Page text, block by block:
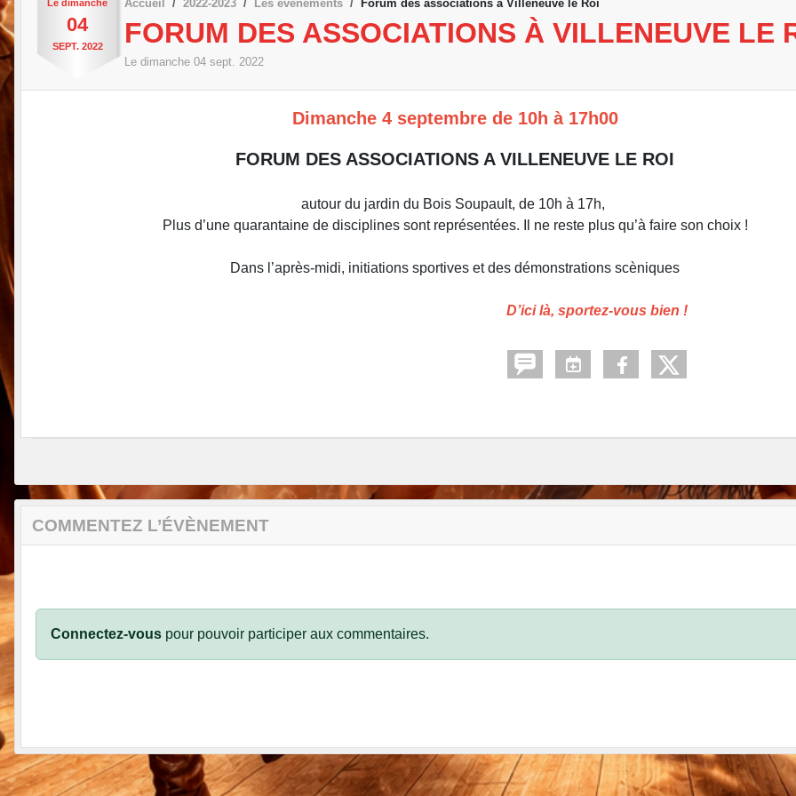
Le dimanche
04
SEPT. 2022
Accueil 2022-2023 Les évènements Forum des associations à Villeneuve le Roi
FORUM DES ASSOCIATIONS À VILLENEUVE LE
Le dimanche 04 sept. 2022
Dimanche 4 septembre de 10h à 17h00
FORUM DES ASSOCIATIONS A VILLENEUVE LE ROI
autour du jardin du Bois Soupault, de 10h à 17h,
Plus d’une quarantaine de disciplines sont représentées. Il ne reste plus qu’à faire son choix !
Dans l’après-midi, initiations sportives et des démonstrations scèniques
D’ici là, sportez-vous bien !
COMMENTEZ L’ÉVÈNEMENT
Connectez-vous pour pouvoir participer aux commentaires.